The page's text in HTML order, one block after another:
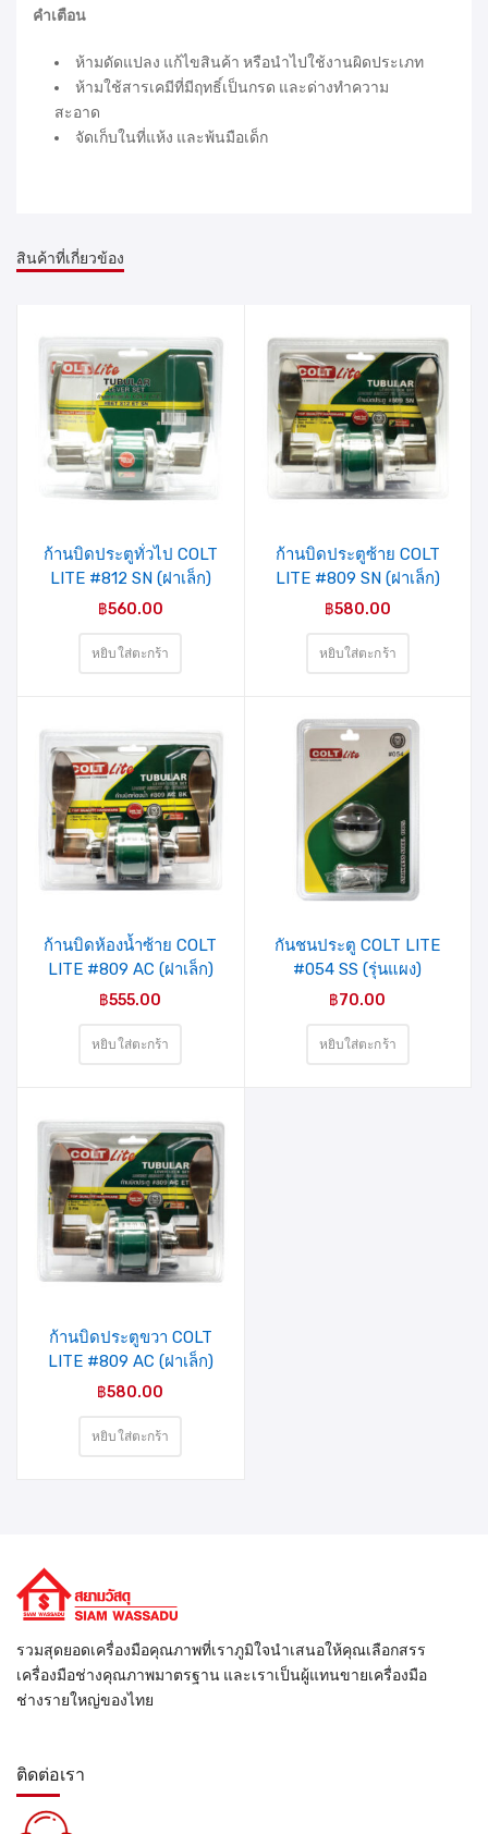
คำเตือน
ห้ามดัดแปลง แก้ไขสินค้า หรือนำไปใช้งานผิดประเภท
ห้ามใช้สารเคมีที่มีฤทธิ์เป็นกรด และด่างทำความ
สะอาด
จัดเก็บในที่แห้ง และพ้นมือเด็ก
สินค้าที่เกี่ยวข้อง
รายการ
สินค้าที่
ชอบ
ก้านบิดประตูทั่วไป COLT
LITE #812 SN (ฝาเล็ก)
รุ่นแผง
฿560.00
หยิบใส่ตะกร้า
รายการ
สินค้าที่
ชอบ
ก้านบิดประตูซ้าย COLT
LITE #809 SN (ฝาเล็ก)
รุ่นแผง
฿580.00
หยิบใส่ตะกร้า
รายการ
สินค้าที่
ชอบ
ก้านบิดห้องน้ำซ้าย COLT
LITE #809 AC (ฝาเล็ก)
รุ่นแผง
฿555.00
หยิบใส่ตะกร้า
รายการ
สินค้าที่
ชอบ
กันชนประตู COLT LITE
#054 SS (รุ่นแผง)
฿70.00
หยิบใส่ตะกร้า
รายการ
สินค้าที่
ชอบ
ก้านบิดประตูขวา COLT
LITE #809 AC (ฝาเล็ก)
รุ่นแผง
฿580.00
หยิบใส่ตะกร้า
รวมสุดยอดเครื่องมือคุณภาพที่เราภูมิใจนำเสนอให้คุณเลือกสรร
เครื่องมือช่างคุณภาพมาตรฐาน และเราเป็นผู้แทนขายเครื่องมือ
ช่างรายใหญ่ของไทย
ติดต่อเรา